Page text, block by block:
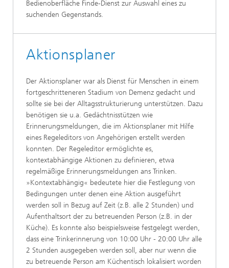
Bedienoberfläche Finde-Dienst zur Auswahl eines zu
suchenden Gegenstands.
Aktionsplaner
Der Aktionsplaner war als Dienst für Menschen in einem
fortgeschritteneren Stadium von Demenz gedacht und
sollte sie bei der Alltagsstrukturierung unterstützen. Dazu
benötigen sie u.a. Gedächtnisstützen wie
Erinnerungsmeldungen, die im Aktionsplaner mit Hilfe
eines Regeleditors von Angehörigen erstellt werden
konnten. Der Regeleditor ermöglichte es,
kontextabhängige Aktionen zu definieren, etwa
regelmäßige Erinnerungsmeldungen ans Trinken.
»Kontextabhängig« bedeutete hier die Festlegung von
Bedingungen unter denen eine Aktion ausgeführt
werden soll in Bezug auf Zeit (z.B. alle 2 Stunden) und
Aufenthaltsort der zu betreuenden Person (z.B. in der
Küche). Es konnte also beispielsweise festgelegt werden,
dass eine Trinkerinnerung von 10:00 Uhr - 20:00 Uhr alle
2 Stunden ausgegeben werden soll, aber nur wenn die
zu betreuende Person am Küchentisch lokalisiert worden